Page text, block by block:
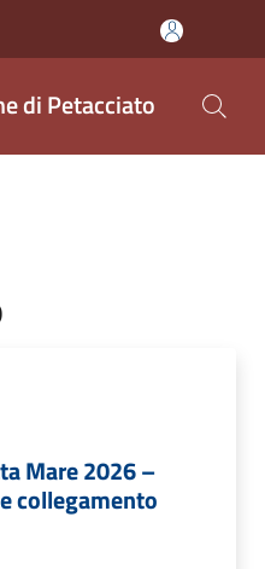
di Petacciato
Mare 2026 –
collegamento